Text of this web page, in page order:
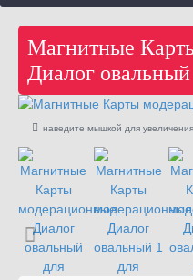
Магнитные
Диалог овальный
наведите мышкой для